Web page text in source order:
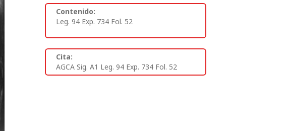
Contenido:
Leg. 94 Exp. 734 Fol. 52
Cita:
AGCA Sig. A1 Leg. 94 Exp. 734 Fol. 52